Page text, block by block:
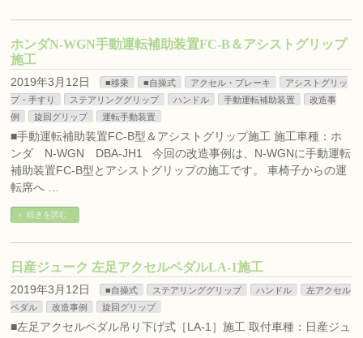
ホンダN-WGN手動運転補助装置FC-B＆アシストグリップ
施工
2019年3月12日 ■移乗 ■自操式 アクセル・ブレーキ
アシストグリッ
プ・手すり
ステアリンググリップ ハンドル 手動運転補助装置
改造事
例
旋回グリップ 運転手動装置
■手動運転補助装置FC-B型＆アシストグリップ施工 施工車種：ホ
ンダ N-WGN DBA-JH1 今回の改造事例は、N-WGNに手動運転
補助装置FC-B型とアシストグリップの施工です。 車椅子からの運
転席へ …
続きを読む
日産ジューク 左足アクセルペダルLA-1施工
2019年3月12日 ■自操式 ステアリンググリップ ハンドル
左アクセル
ペダル
改造事例 旋回グリップ
■左足アクセルペダル吊り下げ式［LA-1］施工 取付車種：日産ジュ